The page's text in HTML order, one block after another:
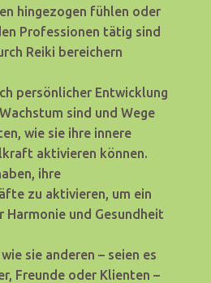
hingezogen fühlen oder
Professionen tätig sind
Reiki bereichern
persönlicher Entwicklung
sind und Wege
wie sie ihre innere
aktivieren können.
ihre
zu aktivieren, um ein
Harmonie und Gesundheit
sie anderen – seien es
Freunde oder Klienten –